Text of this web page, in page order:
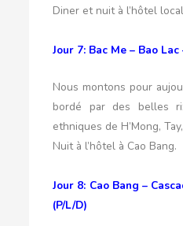
Diner et nuit à l’hôtel
Jour 7: Bac Me – Bao
Nous montons pour
bordé par des belles
ethniques de H’Mong,
Nuit à l’hôtel à Cao Bang.
Jour 8: Cao Bang –
(P/L/D)